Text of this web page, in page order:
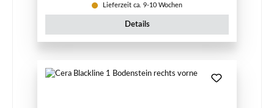
Lieferzeit ca. 9-10 Wochen
Details